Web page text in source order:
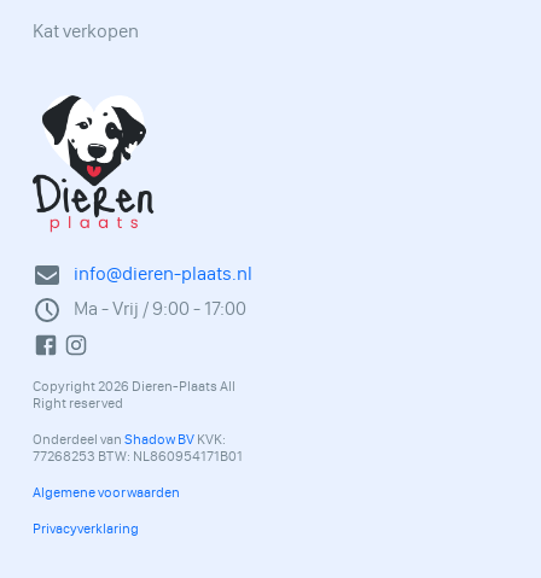
info@dieren-plaats.nl
Ma - Vrij / 9:00 - 17:00
Copyright 2026 Dieren-Plaats All
Right reserved
Onderdeel van Shadow BV KVK:
77268253 BTW: NL860954171B01
Algemene voorwaarden
Privacyverklaring
Kat verkopen